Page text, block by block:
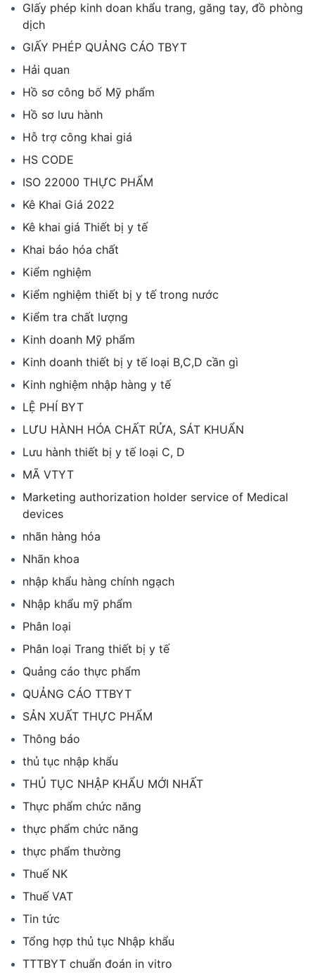
GIấy phép kinh doan khẩu trang, găng tay, đồ phòng
dịch
GIẤY PHÉP QUẢNG CÁO TBYT
Hải quan
Hồ sơ công bố Mỹ phẩm
Hồ sơ lưu hành
Hỗ trợ công khai giá
HS CODE
ISO 22000 THỰC PHẨM
Kê Khai Giá 2022
Kê khai giá Thiết bị y tế
Khai báo hóa chất
Kiểm nghiệm
Kiểm nghiệm thiết bị y tế trong nước
Kiểm tra chất lượng
Kinh doanh Mỹ phẩm
Kinh doanh thiết bị y tế loại B,C,D cần gì
Kinh nghiệm nhập hàng y tế
LỆ PHÍ BYT
LƯU HÀNH HÓA CHẤT RỬA, SÁT KHUẨN
Lưu hành thiết bị y tế loại C, D
MÃ VTYT
Marketing authorization holder service of Medical
devices
nhãn hàng hóa
Nhãn khoa
nhập khẩu hàng chính ngạch
Nhập khẩu mỹ phẩm
Phân loại
Phân loại Trang thiết bị y tế
Quảng cáo thực phẩm
QUẢNG CÁO TTBYT
SẢN XUẤT THỰC PHẨM
Thông báo
thủ tục nhập khẩu
THỦ TỤC NHẬP KHẨU MỚI NHẤT
Thực phẩm chức năng
thực phẩm chức năng
thực phẩm thường
Thuế NK
Thuế VAT
Tin tức
Tổng hợp thủ tục Nhập khẩu
TTTBYT chuẩn đoán in vitro